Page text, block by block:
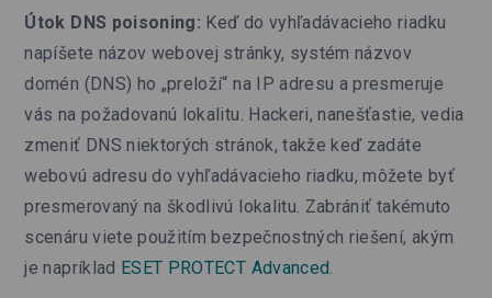
Útok DNS poisoning: Keď do vyhľadávacieho riadku
napíšete názov webovej stránky, systém názvov
domén (DNS) ho „preloží“ na IP adresu a presmeruje
vás na požadovanú lokalitu. Hackeri, nanešťastie, vedia
zmeniť DNS niektorých stránok, takže keď zadáte
webovú adresu do vyhľadávacieho riadku, môžete byť
presmerovaný na škodlivú lokalitu. Zabrániť takémuto
scenáru viete použitím bezpečnostných riešení, akým
je napríklad ESET PROTECT Advanced.